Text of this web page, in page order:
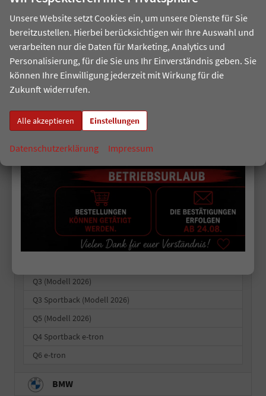
2 3
Anmelden
Schnellsuche
» zum EU-Neuwagen-Konfigurator
EU-BESTELLFAHRZEUGE
Audi
A3 Sportback
Q3 (Modell 2026)
Q3 Sportback (Modell 2026)
Q5 (Modell 2026)
Q4 Sportback e-tron
Q6 e-tron
BMW
Unsere Website setzt Cookies ein, um unsere Dienste für Sie
bereitzustellen. Hierbei berücksichtigen wir Ihre Auswahl und
verarbeiten nur die Daten für Marketing, Analytics und
Personalisierung, für die Sie uns Ihr Einverständnis geben. Sie
können Ihre Einwilligung jederzeit mit Wirkung für die
Zukunft widerrufen.
Alle akzeptieren Einstellungen
Datenschutzerklärung Impressum